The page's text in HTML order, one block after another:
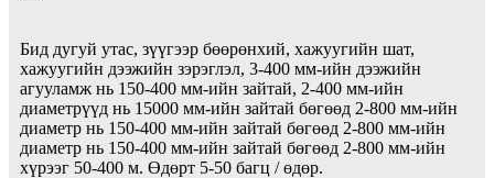
Бид дугуй утас, зүүгээр бөөрөнхий, хажуугийн шат,
хажуугийн дээжийн зэрэглэл, 3-400 мм-ийн дээжийн
агууламж нь 150-400 мм-ийн зайтай, 2-400 мм-ийн
диаметрүүд нь 15000 мм-ийн зайтай бөгөөд 2-800 мм-ийн
диаметр нь 150-400 мм-ийн зайтай бөгөөд 2-800 мм-ийн
диаметр нь 150-400 мм-ийн зайтай бөгөөд 2-800 мм-ийн
хүрээг 50-400 м. Өдөрт 5-50 багц / өдөр.